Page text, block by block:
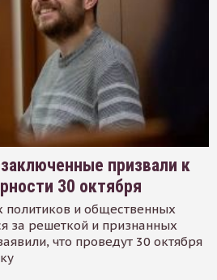
призвали к
30 октября
политиков и общественных
за решеткой и признанных
что проведут 30 октября